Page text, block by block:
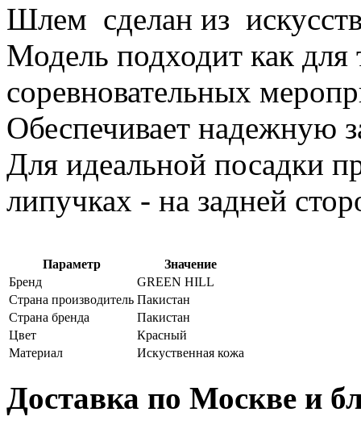
Шлем сделан из
Модель подходит как для
соревновательных
Обеспечивает надежную
Для идеальной посадки
липучках - на задней
Параметр
Значение
Бренд
GREEN HILL
Страна производитель Пакистан
Страна бренда
Пакистан
Цвет
Красный
Материал
Искуственная кожа
Доставка по Москве и